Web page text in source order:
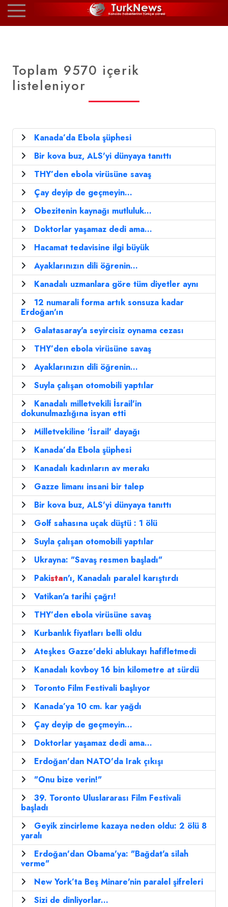
Toplam 9570 içerik
listeleniyor
Kanada’da Ebola şüphesi
Bir kova buz, ALS'yi dünyaya tanıttı
THY’den ebola virüsüne savaş
Çay deyip de geçmeyin...
Obezitenin kaynağı mutluluk...
Doktorlar yaşamaz dedi ama...
Hacamat tedavisine ilgi büyük
Ayaklarınızın dili öğrenin...
Kanadalı uzmanlara göre tüm diyetler aynı
12 numarali forma artık sonsuza kadar
Erdoğan'ın
Galatasaray'a seyircisiz oynama cezası
THY’den ebola virüsüne savaş
Ayaklarınızın dili öğrenin...
Suyla çalışan otomobili yaptılar
Kanadalı milletvekili İsrail'in
dokunulmazlığına isyan etti
Milletvekiline 'İsrail' dayağı
Kanada’da Ebola şüphesi
Kanadalı kadınların av merakı
Gazze limanı insani bir talep
Bir kova buz, ALS'yi dünyaya tanıttı
Golf sahasına uçak düştü : 1 ölü
Suyla çalışan otomobili yaptılar
Ukrayna: "Savaş resmen başladı"
Pakistan'ı, Kanadalı paralel karıştırdı
Vatikan'a tarihi çağrı!
THY’den ebola virüsüne savaş
Kurbanlık fiyatları belli oldu
Ateşkes Gazze'deki ablukayı hafifletmedi
Kanadalı kovboy 16 bin kilometre at sürdü
Toronto Film Festivali başlıyor
Kanada’ya 10 cm. kar yağdı
Çay deyip de geçmeyin...
Doktorlar yaşamaz dedi ama...
Erdoğan'dan NATO'da Irak çıkışı
"Onu bize verin!"
39. Toronto Uluslararası Film Festivali
başladı
Geyik zincirleme kazaya neden oldu: 2 ölü 8
yaralı
Erdoğan'dan Obama'ya: "Bağdat'a silah
verme"
New York’ta Beş Minare'nin paralel şifreleri
Sizi de dinliyorlar...